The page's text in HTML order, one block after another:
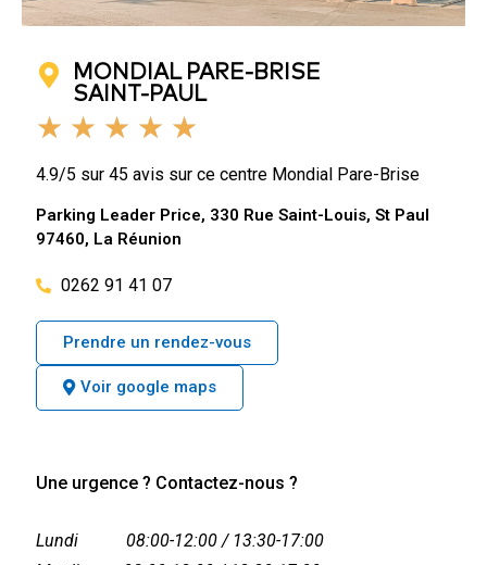
MONDIAL PARE-BRISE
SAINT-PAUL
★ ★ ★ ★ ★
4.9/5 sur 45 avis sur ce centre Mondial Pare-Brise
Parking Leader Price, 330 Rue Saint-Louis, St Paul
97460, La Réunion
0262 91 41 07
Prendre un rendez-vous
Voir google maps
Une urgence ? Contactez-nous ?
Lundi 08:00-12:00 / 13:30-17:00